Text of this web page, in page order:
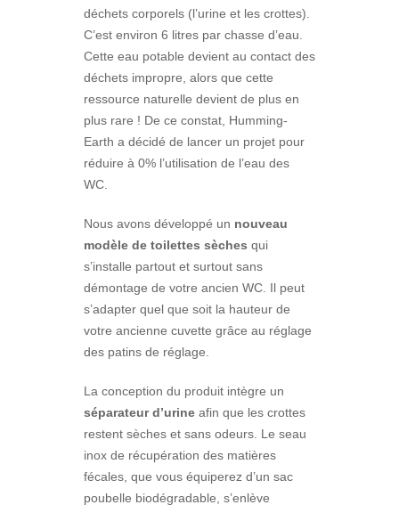
déchets corporels (l’urine et les crottes).
C’est environ 6 litres par chasse d’eau.
Cette eau potable devient au contact des
déchets impropre, alors que cette
ressource naturelle devient de plus en
plus rare ! De ce constat, Humming-
Earth a décidé de lancer un projet pour
réduire à 0% l’utilisation de l’eau des
WC.
Nous avons développé un nouveau
modèle de toilettes sèches qui
s’installe partout et surtout sans
démontage de votre ancien WC. Il peut
s’adapter quel que soit la hauteur de
votre ancienne cuvette grâce au réglage
des patins de réglage.
La conception du produit intègre un
séparateur d’urine afin que les crottes
restent sèches et sans odeurs. Le seau
inox de récupération des matières
fécales, que vous équiperez d’un sac
poubelle biodégradable, s’enlève